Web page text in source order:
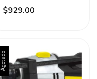
Industrial Color Turquesa
Frecuencia 50 Hz/60 Hz
$929.00
Agotado